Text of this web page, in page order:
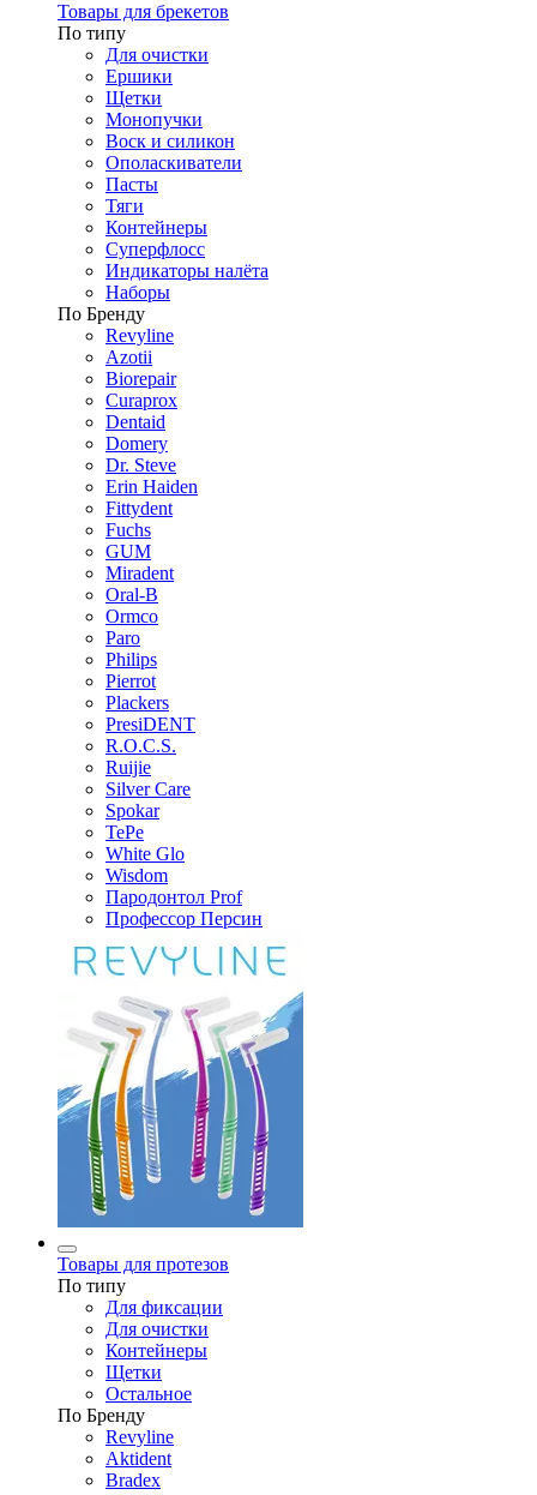
Товары для брекетов
По типу
Для очистки
Ершики
Щетки
Монопучки
Воск и силикон
Ополаскиватели
Пасты
Тяги
Контейнеры
Суперфлосс
Индикаторы налёта
Наборы
По Бренду
Revyline
Azotii
Biorepair
Curaprox
Dentaid
Domery
Dr. Steve
Erin Haiden
Fittydent
Fuchs
GUM
Miradent
Oral-B
Ormco
Paro
Philips
Pierrot
Plackers
PresiDENT
R.O.C.S.
Ruijie
Silver Care
Spokar
TePe
White Glo
Wisdom
Пародонтол Prof
Профессор Персин
Товары для протезов
По типу
Для фиксации
Для очистки
Контейнеры
Щетки
Остальное
По Бренду
Revyline
Aktident
Bradex